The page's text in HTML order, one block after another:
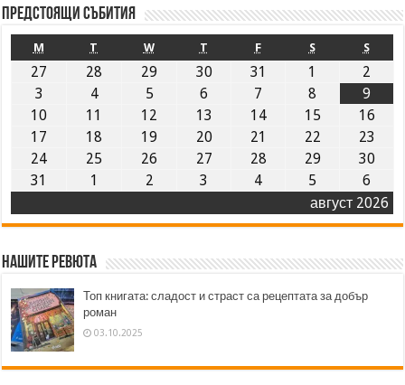
Предстоящи събития
август 2026
M T W T F S S
27 28 29 30 31 1
2
3
4 5 6 7 8
9
10
11 12 13 14 15
16
17
18 19 20 21 22
23
24
25 26 27 28 29
30
31
1 2 3 4 5 6
Нашите ревюта
Топ книгата: сладост и страст са рецептата за добър
роман
03.10.2025